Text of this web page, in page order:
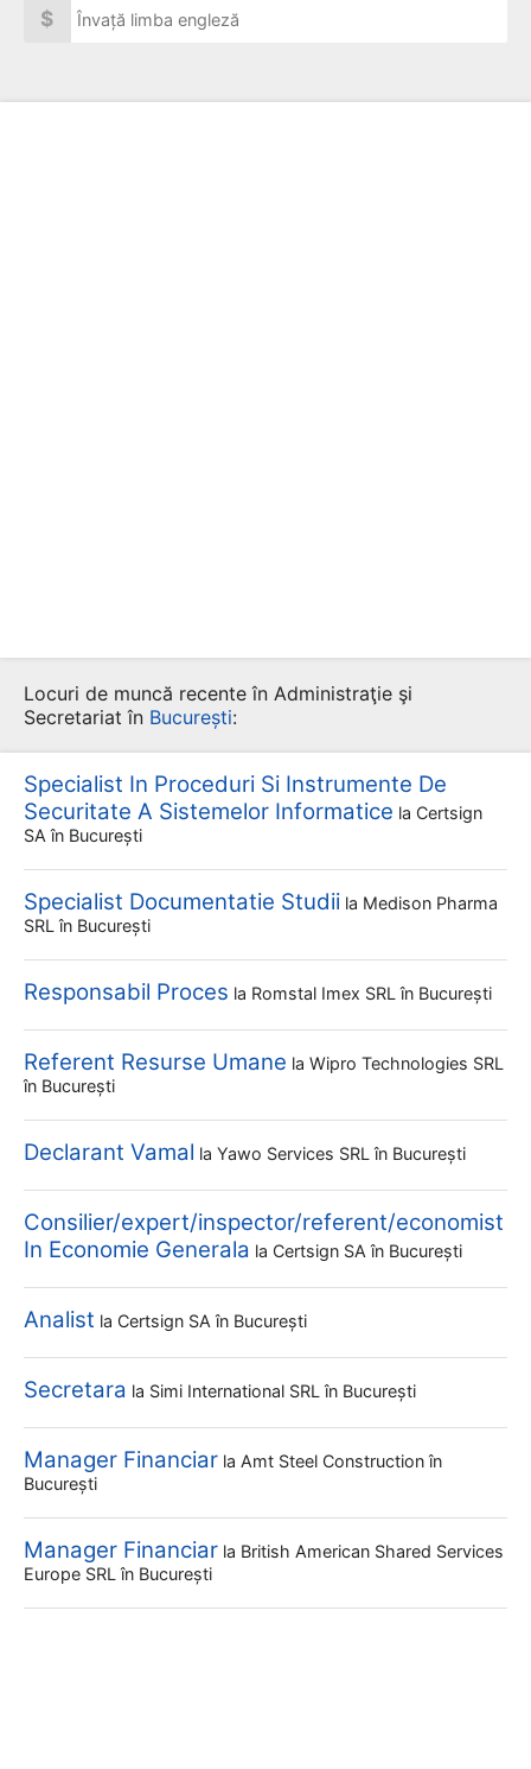
$ Învață limba engleză
Locuri de muncă recente în Administraţie şi
Secretariat în București:
Specialist In Proceduri Si Instrumente De
Securitate A Sistemelor Informatice la Certsign
SA în București
Specialist Documentatie Studii la Medison Pharma
SRL în București
Responsabil Proces la Romstal Imex SRL în București
Referent Resurse Umane la Wipro Technologies SRL
în București
Declarant Vamal la Yawo Services SRL în București
Consilier/expert/inspector/referent/economist
In Economie Generala la Certsign SA în București
Analist la Certsign SA în București
Secretara la Simi International SRL în București
Manager Financiar la Amt Steel Construction în
București
Manager Financiar la British American Shared Services
Europe SRL în București